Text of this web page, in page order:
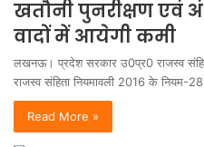
खतौनी पुनरीक्षण एवं
वादों में आयेगी कमी
लखनऊ। प्रदेश सरकार उ0प्र0 राजस्व
राजस्व संहिता नियमावली 2016 के
Read More »